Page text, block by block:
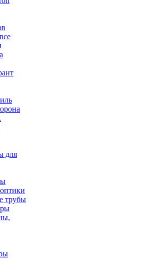
для
трубы